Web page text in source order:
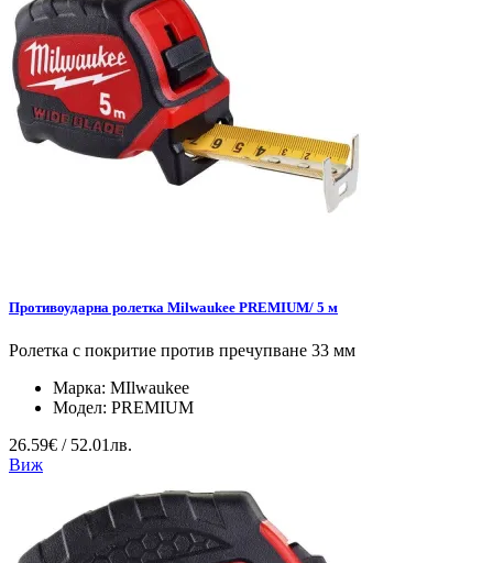
Противоударна ролетка Milwaukee PREMIUM/ 5 м
Ролетка с покритие против пречупване 33 мм
Марка: MIlwaukee
Модел: PREMIUM
26.59€ / 52.01лв.
Виж